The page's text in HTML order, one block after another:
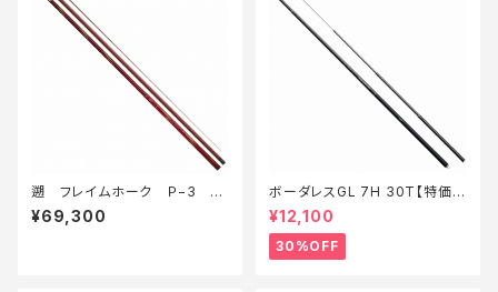
遡 フレイムホーク Ｐ−3 8
0Ｍ・Ｅ
¥69,300
ボーダレスGL 7H 30T【特価
竿】【30】
¥12,100
30%OFF